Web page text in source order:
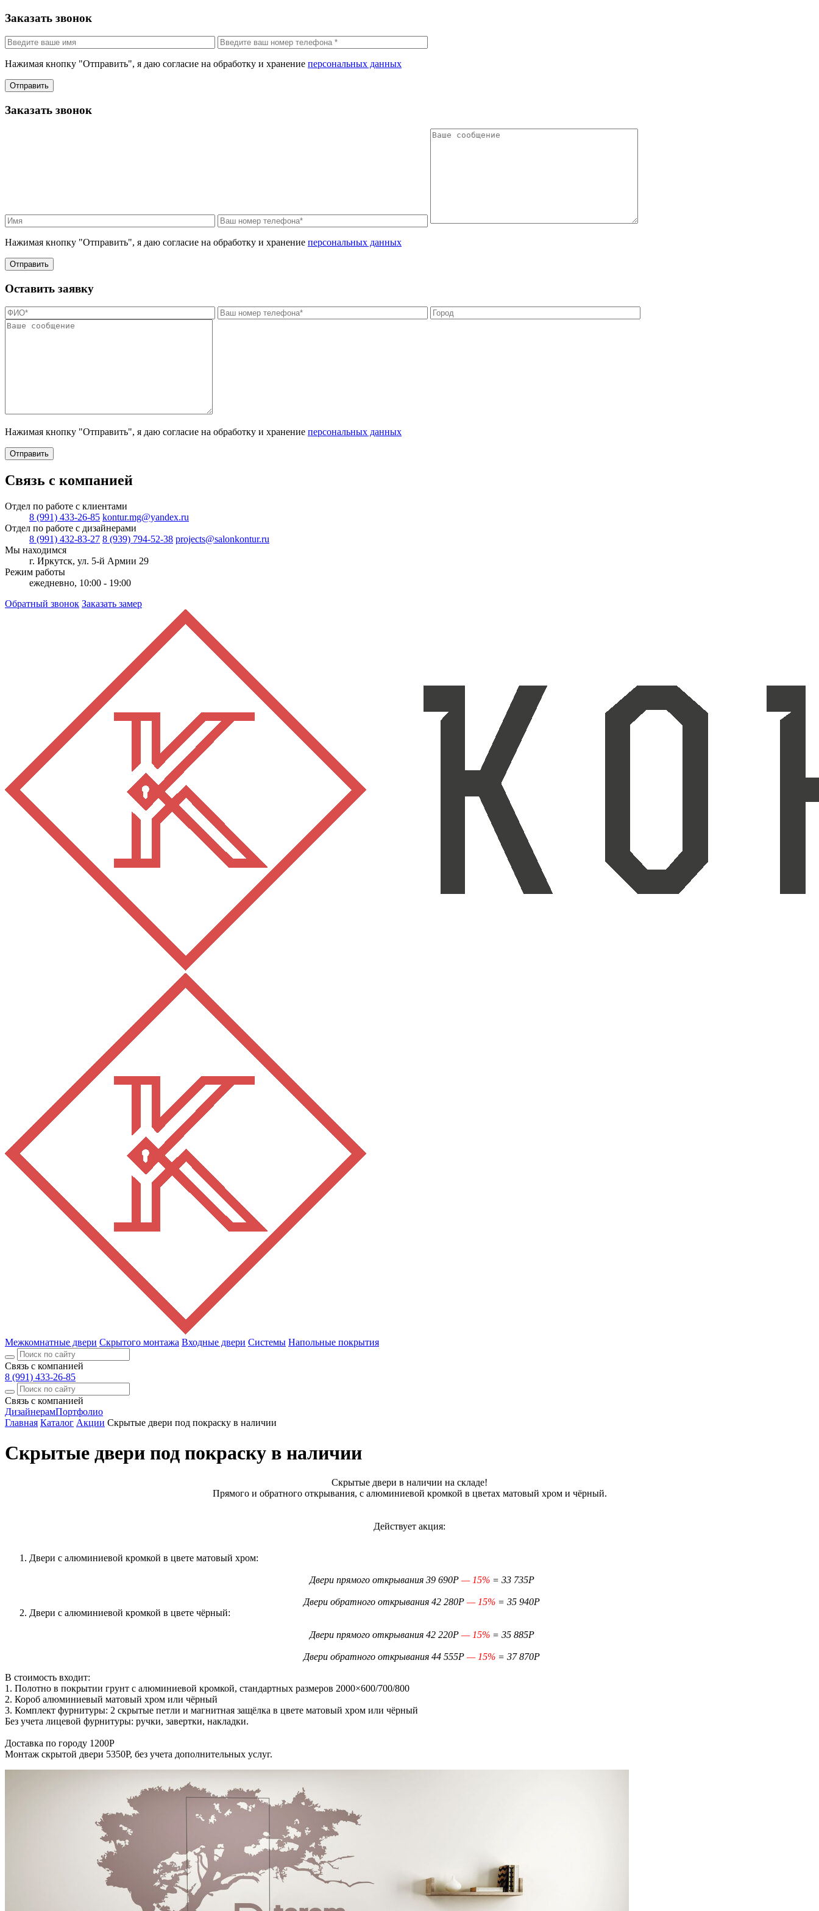
Заказать звонок
Нажимая кнопку "Отправить", я даю согласие на обработку и хранение персональных данных
Отправить
Заказать звонок
Нажимая кнопку "Отправить", я даю согласие на обработку и хранение персональных данных
Отправить
Оставить заявку
Нажимая кнопку "Отправить", я даю согласие на обработку и хранение персональных данных
Отправить
Связь с компанией
Отдел по работе с клиентами
8 (991) 433-26-85 kontur.mg@yandex.ru
Отдел по работе с дизайнерами
8 (991) 432-83-27 8 (939) 794-52-38 projects@salonkontur.ru
Мы находимся
г. Иркутск, ул. 5-й Армии 29
Режим работы
ежедневно, 10:00 - 19:00
Обратный звонок Заказать замер
Межкомнатные двери Скрытого монтажа Входные двери Системы Напольные покрытия
Связь с компанией
8 (991) 433-26-85
Связь с компанией
ДизайнерамПортфолио
Главная Каталог Акции Скрытые двери под покраску в наличии
Скрытые двери под покраску в наличии
Скрытые двери в наличии на складе!
Прямого и обратного открывания, с алюминиевой кромкой в цветах матовый хром и чёрный.
Действует акция:
Двери с алюминиевой кромкой в цвете матовый хром:
Двери прямого открывания 39 690Р — 15% = 33 735Р
Двери обратного открывания 42 280Р — 15% = 35 940Р
Двери с алюминиевой кромкой в цвете чёрный:
Двери прямого открывания 42 220Р — 15% = 35 885Р
Двери обратного открывания 44 555Р — 15% = 37 870Р
В стоимость входит:
1. Полотно в покрытии грунт с алюминиевой кромкой, стандартных размеров 2000×600/700/800
2. Короб алюминиевый матовый хром или чёрный
3. Комплект фурнитуры: 2 скрытые петли и магнитная защёлка в цвете матовый хром или чёрный
Без учета лицевой фурнитуры: ручки, завертки, накладки.
Доставка по городу 1200Р
Монтаж скрытой двери 5350Р, без учета дополнительных услуг.